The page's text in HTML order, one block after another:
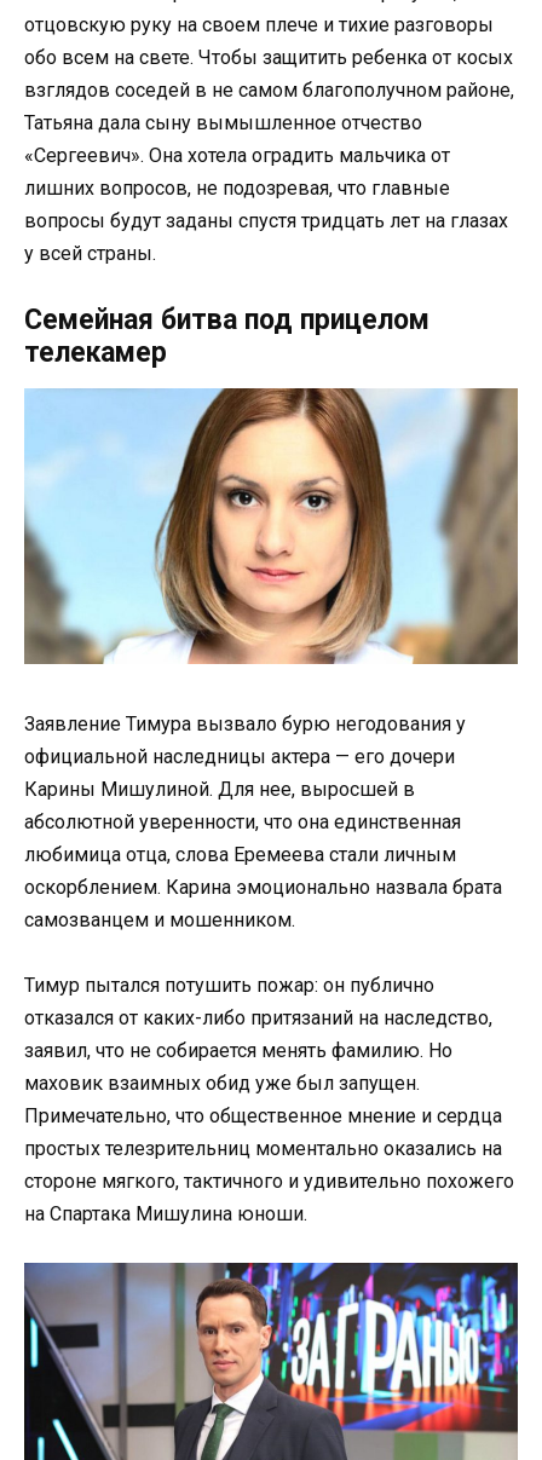
отцовскую руку на своем плече и тихие разговоры
обо всем на свете. Чтобы защитить ребенка от косых
взглядов соседей в не самом благополучном районе,
Татьяна дала сыну вымышленное отчество
«Сергеевич». Она хотела оградить мальчика от
лишних вопросов, не подозревая, что главные
вопросы будут заданы спустя тридцать лет на глазах
у всей страны.
Семейная битва под прицелом
телекамер
Заявление Тимура вызвало бурю негодования у
официальной наследницы актера — его дочери
Карины Мишулиной. Для нее, выросшей в
абсолютной уверенности, что она единственная
любимица отца, слова Еремеева стали личным
оскорблением. Карина эмоционально назвала брата
самозванцем и мошенником.
Тимур пытался потушить пожар: он публично
отказался от каких-либо притязаний на наследство,
заявил, что не собирается менять фамилию. Но
маховик взаимных обид уже был запущен.
Примечательно, что общественное мнение и сердца
простых телезрительниц моментально оказались на
стороне мягкого, тактичного и удивительно похожего
на Спартака Мишулина юноши.